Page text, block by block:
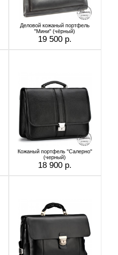
Деловой кожаный портфель
"Мини" (чёрный)
19 500 р.
Кожаный портфель "Салерно"
(черный)
18 900 р.